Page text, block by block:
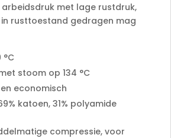
met lage rustdruk,
rusttoestand gedragen mag
stoom op 134 °C
economisch
katoen, 31% polyamide
compressie, voor